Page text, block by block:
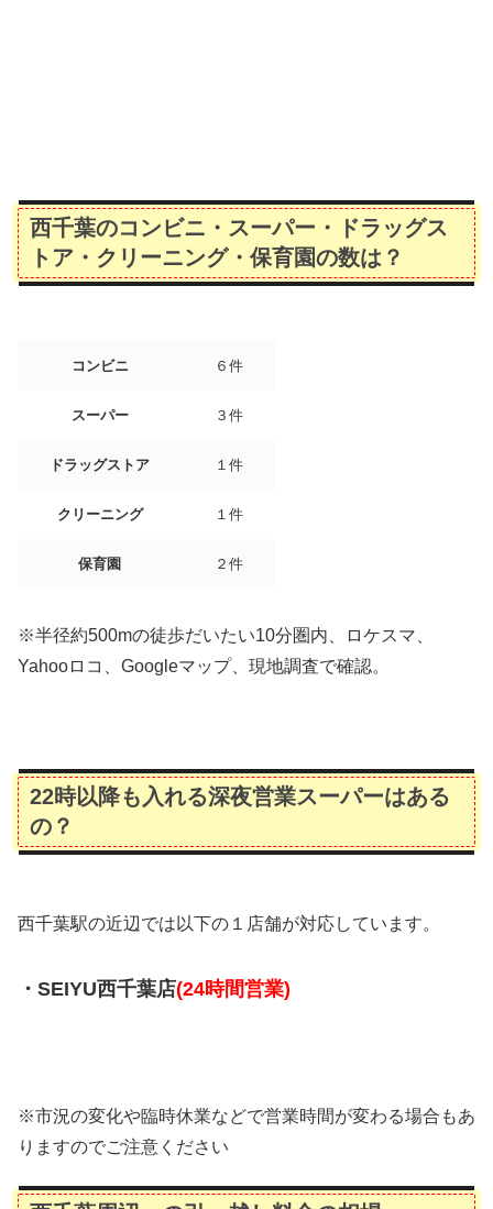
西千葉のコンビニ・スーパー・ドラッグス
トア・クリーニング・保育園の数は？
コンビニ ６件
スーパー ３件
ドラッグストア １件
クリーニング １件
保育園 ２件
※半径約500mの徒歩だいたい10分圏内、ロケスマ、
Yahooロコ、Googleマップ、現地調査で確認。
22時以降も入れる深夜営業スーパーはある
の？
西千葉駅の近辺では以下の１店舗が対応しています。
・SEIYU西千葉店(24時間営業)
※市況の変化や臨時休業などで営業時間が変わる場合もあ
りますのでご注意ください